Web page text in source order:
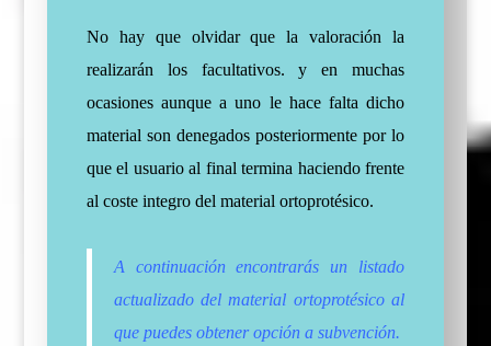
No hay que olvidar que la valoración la
realizarán los facultativos. y en muchas
ocasiones aunque a uno le hace falta dicho
material son denegados posteriormente por lo
que el usuario al final termina haciendo frente
al coste integro del material ortoprotésico.
A continuación encontrarás un listado
actualizado del material ortoprotésico al
que puedes obtener opción a subvención.